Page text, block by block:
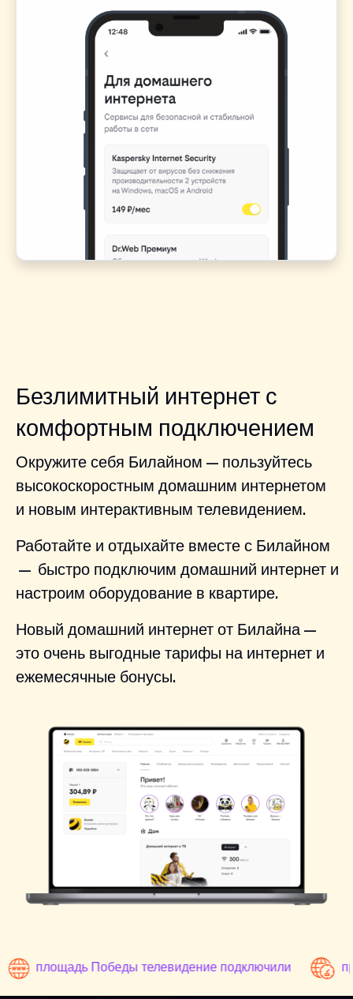
Безлимитный интернет с
комфортным подключением
Окружите себя Билайном — пользуйтесь
высокоскоростным домашним интернетом
и новым интерактивным телевидением.
Работайте и отдыхайте вместе с Билайном
— быстро подключим домашний интернет и
настроим оборудование в квартире.
Новый домашний интернет от Билайна —
это очень выгодные тарифы на интернет и
ежемесячные бонусы.
площадь Победы телевидение подключили